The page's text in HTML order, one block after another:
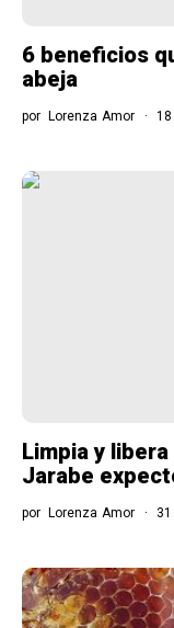
6 beneficios
abeja
por Lorenza Amor 18
Limpia y
Jarabe
por Lorenza Amor